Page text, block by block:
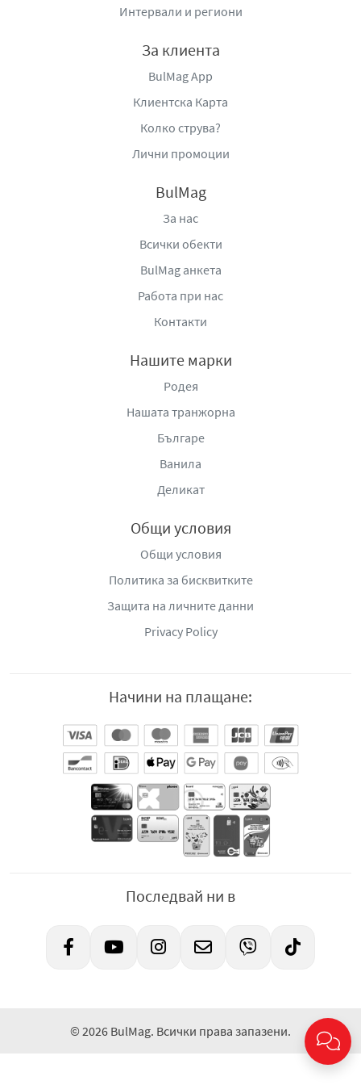
плато, където допринасят за разнообразие и
Шоколадовите бонбони Happy Moka с кафе съчетават
и приятна текстура в едно изискано сладко изкушение.
Те предлагат балансирано и наситено вкусово
преживяване, което ги прави подходящ избор за
ZPC FLIS Sp.j., Полша, тел: +48 46 857-
zpcflis@flis.pl, www.flis.pl
Про Брандс ЕООД, гр. Пловдив,
Бенев № 15, тел: +359 89 798 9794, e-mail:
Интервали и региони
За клиента
BulMag App
Клиентска Карта
Колко струва?
Лични промоции
BulMag
За нас
Всички обекти
BulMag анкета
Работа при нас
Контакти
Нашите марки
Родея
Нашата транжорна
Българе
Ванила
Деликат
Общи условия
Общи условия
Политика за бисквитките
Защита на личните данни
Privacy Policy
Начини на плащане:
Последвай ни в
© 2026 BulMag. Всички права запазени.